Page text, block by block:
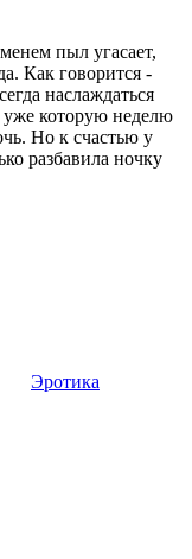
пыл угасает,
Как говорится -
наслаждаться
уже которую неделю
Но к счастью у
разбавила ночку
Эротика